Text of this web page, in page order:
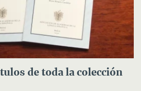
de toda la colección